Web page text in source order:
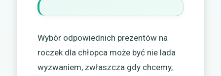
Wybór odpowiednich prezentów na
roczek dla chłopca może być nie lada
wyzwaniem, zwłaszcza gdy chcemy,